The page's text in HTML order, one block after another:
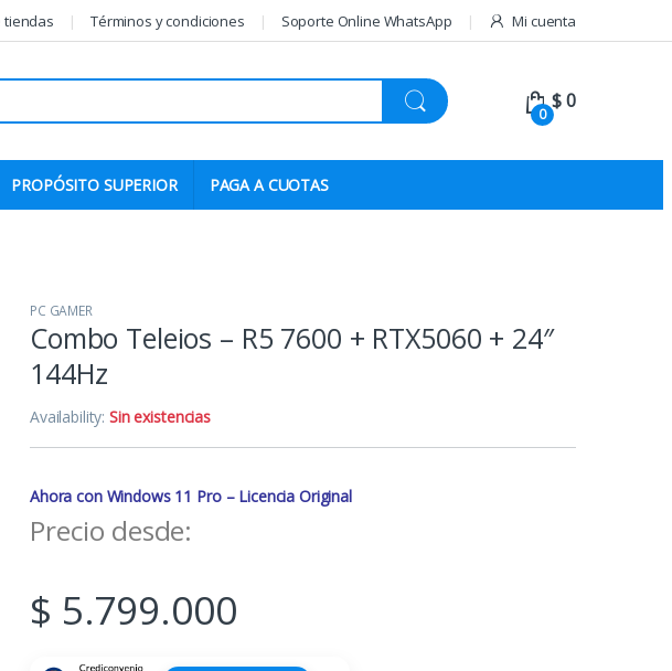
tiendas Términos y condiciones Soporte Online WhatsApp Mi cuenta
0
$0
PROPÓSITO SUPERIOR PAGA A CUOTAS
PC GAMER
Combo Teleios – R5 7600 + RTX5060 + 24″
144Hz
Availability:Sin existencias
Ahora con Windows 11 Pro – Licencia Original
Precio desde:
$ 5.799.000